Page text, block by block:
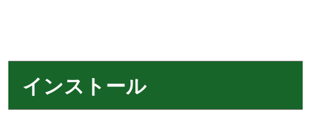
インストール